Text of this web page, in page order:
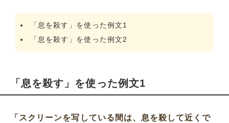
「息を殺す」を使った例文1
「息を殺す」を使った例文2
「息を殺す」を使った例文1
「スクリーンを写している間は、息を殺して近くで